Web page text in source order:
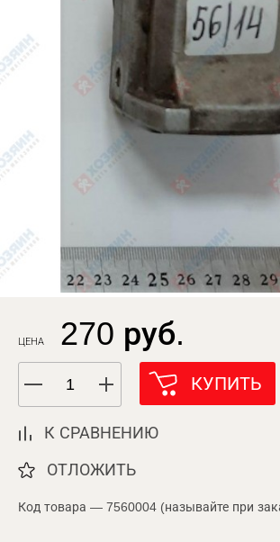
ЦЕНА 270 руб.
КУПИТЬ
К СРАВНЕНИЮ
ОТЛОЖИТЬ
Код товара — 7560004 (называйте при